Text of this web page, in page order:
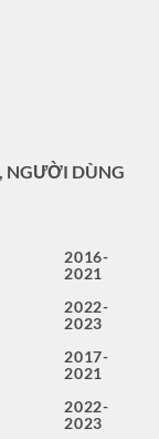
NGƯỜI DÙNG
2016-
2021
2022-
2023
2017-
2021
2022-
2023